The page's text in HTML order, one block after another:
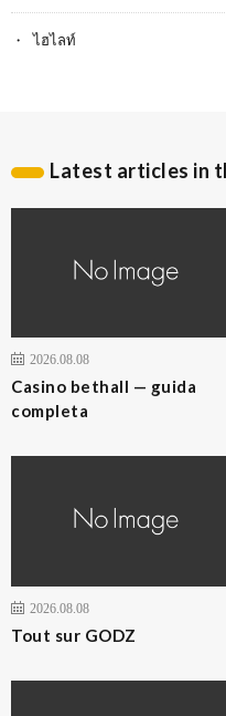
ไฮไลท์
Latest articles in
2026.08.08
Casino bethall — guida
completa
2026.08.08
Tout sur GODZ